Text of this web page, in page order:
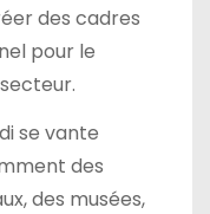
des cadres
pour le
se vante
des
des musées,